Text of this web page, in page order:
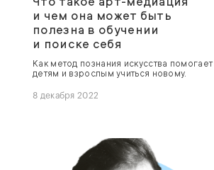
и чем она может быть
полезна в обучении
и поиске себя
Как метод познания искусства помогает
детям и взрослым учиться новому.
8 декабря 2022